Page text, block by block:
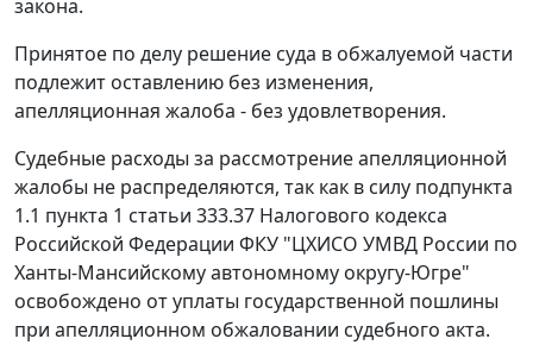
закона.
Принятое по делу решение суда в обжалуемой части
подлежит оставлению без изменения,
апелляционная жалоба - без удовлетворения.
Судебные расходы за рассмотрение апелляционной
жалобы не распределяются, так как в силу подпункта
1.1 пункта 1 статьи 333.37 Налогового кодекса
Российской Федерации ФКУ "ЦХИСО УМВД России по
Ханты-Мансийскому автономному округу-Югре"
освобождено от уплаты государственной пошлины
при апелляционном обжаловании судебного акта.